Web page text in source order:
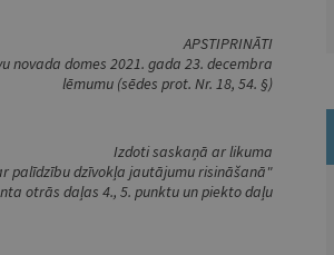
APSTIPRINĀTI
novada domes 2021. gada 23. decembra
lēmumu (sēdes prot. Nr. 18, 54. §)
Izdoti saskaņā ar likuma
palīdzību dzīvokļa jautājumu risināšanā"
otrās daļas 4., 5. punktu un piekto daļu